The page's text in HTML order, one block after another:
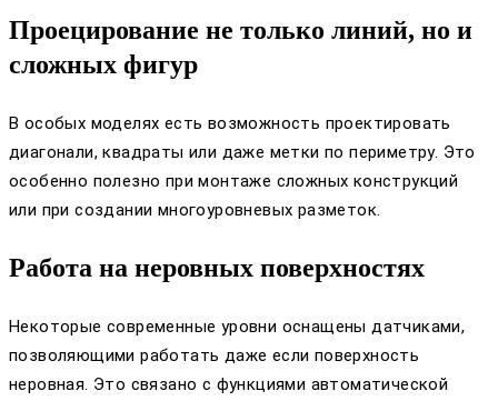
Проецирование не только линий, но и
сложных фигур
В особых моделях есть возможность проектировать
диагонали, квадраты или даже метки по периметру. Это
особенно полезно при монтаже сложных конструкций
или при создании многоуровневых разметок.
Работа на неровных поверхностях
Некоторые современные уровни оснащены датчиками,
позволяющими работать даже если поверхность
неровная. Это связано с функциями автоматической